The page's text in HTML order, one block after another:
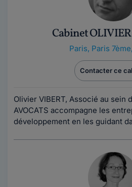
Cabinet
Paris, Paris
Contacter ce
Olivier VIBERT, Associé au sein
AVOCATS accompagne les
développement en les guidant